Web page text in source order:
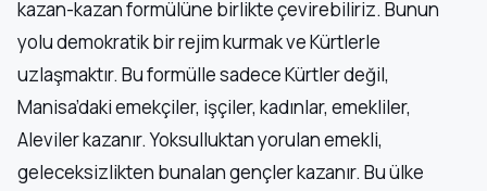
kazan-kazan formülüne birlikte çevirebiliriz. Bunun
yolu demokratik bir rejim kurmak ve Kürtlerle
uzlaşmaktır. Bu formülle sadece Kürtler değil,
Manisa’daki emekçiler, işçiler, kadınlar, emekliler,
Aleviler kazanır. Yoksulluktan yorulan emekli,
geleceksizlikten bunalan gençler kazanır. Bu ülke